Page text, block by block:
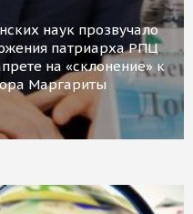
наук прозвучало
патриарха РПЦ
на «склонение» к
Маргариты